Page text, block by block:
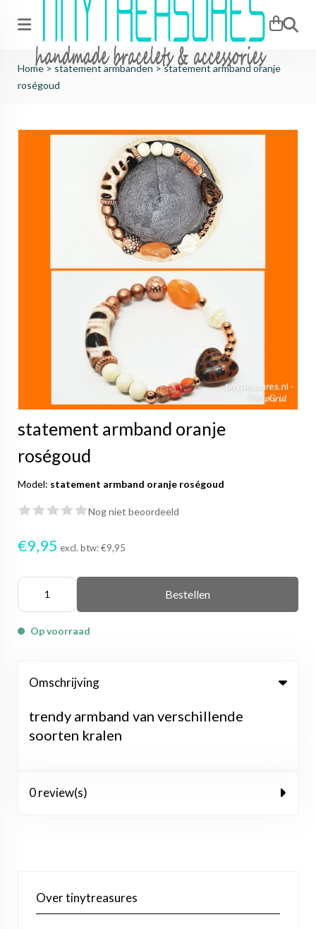
Zoeken
Home> statement armbanden>statement armband oranje
roségoud
statement armband oranje
roségoud
Model: statement armband oranje roségoud
Nog niet beoordeeld
€9,95 excl. btw:€9,95
Bestellen
Op voorraad
Omschrijving
trendy armband van verschillende
soorten kralen
0 review(s)
Over tinytreasures